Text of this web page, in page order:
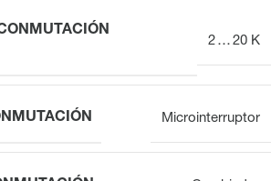
2 … 20 K
Microinterruptor